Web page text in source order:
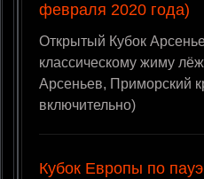
февраля 2020 года)
Открытый Кубок
классическому жиму
Арсеньев, Приморский
включительно)
Кубок Европы по